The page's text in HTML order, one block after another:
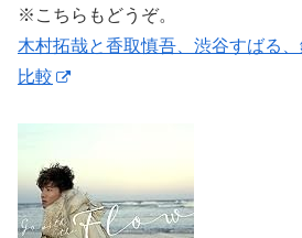
※こちらもどうぞ。
木村拓哉と香取慎吾、渋谷すばる
比較